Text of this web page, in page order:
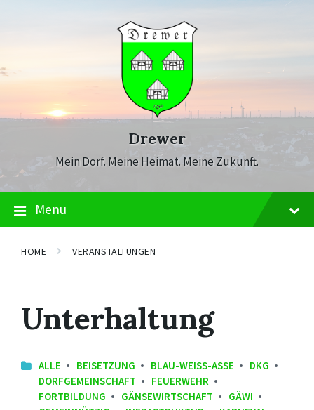
Drewer
Mein Dorf. Meine Heimat. Meine Zukunft.
Menu
HOME VERANSTALTUNGEN
Unterhaltung
ALLE BEISETZUNG BLAU-WEISS-ASSE
DKG
DORFGEMEINSCHAFT
FEUERWEHR
FORTBILDUNG
GÄNSEWIRTSCHAFT
GÄWI